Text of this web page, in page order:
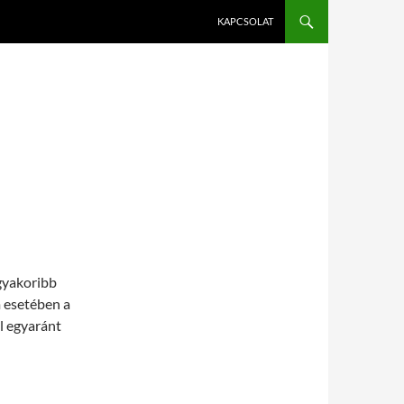
KAPCSOLAT
a
egyaránt